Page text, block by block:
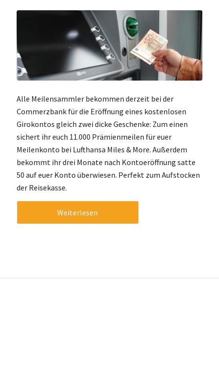
Alle Meilensammler bekommen derzeit bei der
Commerzbank für die Eröffnung eines kostenlosen
Girokontos gleich zwei dicke Geschenke: Zum einen
sichert ihr euch 11.000 Prämienmeilen für euer
Meilenkonto bei Lufthansa Miles & More. Außerdem
bekommt ihr drei Monate nach Kontoeröffnung satte
50 auf euer Konto überwiesen. Perfekt zum Aufstocken
der Reisekasse.
Weiterlesen